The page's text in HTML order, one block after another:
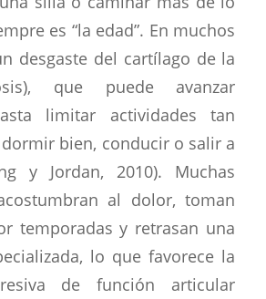
es “la edad”. En muchos
desgaste del cartílago de la
que puede avanzar
limitar actividades tan
bien, conducir o salir a
y Jordan, 2010). Muchas
al dolor, toman
temporadas y retrasan una
lo que favorece la
de función articular